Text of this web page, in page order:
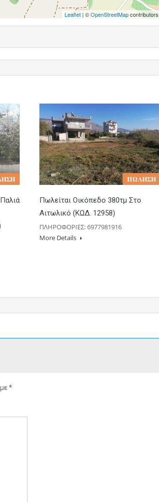
Leaflet | ©OpenStreetMapcontributors
𝚷𝛀𝚲𝚮𝚺𝚮
Πωλείται Οικόπεδο 380τμ Στο
Αιτωλικό (ΚΩΔ. 12958)
ΠΛΗΡΟΦΟΡΙΕΣ: 6977981916
More Details
*